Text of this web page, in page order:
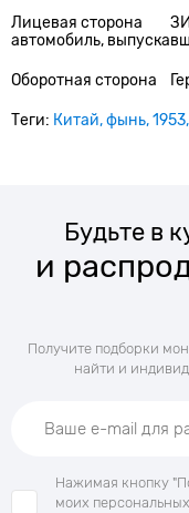
Лицевая сторона
автомобиль,
Оборотная сторона
Теги: Китай фынь 1953
Будьте в
и
Получите подборки
найти и
Нажимая кнопку
моих